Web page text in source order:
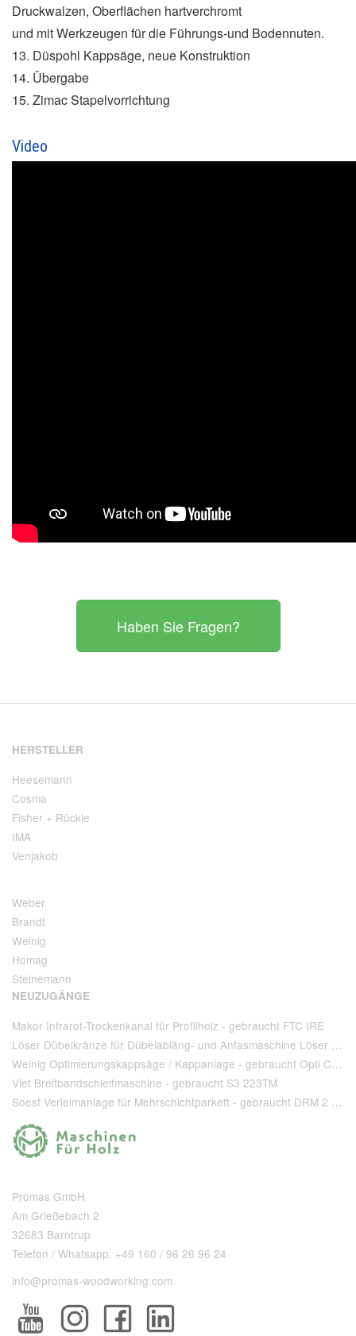
Druckwalzen, Oberflächen hartverchromt
und mit Werkzeugen für die Führungs-und Bodennuten.
13. Düspohl Kappsäge, neue Konstruktion
14. Übergabe
15. Zimac Stapelvorrichtung
Video
Haben Sie Fragen?
HERSTELLER
Heesemann
Cosma
Fisher + Rückle
IMA
Venjakob
Weber
Brandt
Weinig
Homag
Steinemann
NEUZUGÄNGE
Makor Infrarot-Trockenkanal für Profilholz - gebraucht FTC IRE
Löser Dübelkränze für Dübelabläng- und Anfasmaschine Löser Type AA 220 - gebraucht
Weinig Optimierungskappsäge / Kappanlage - gebraucht Opti Cut 90
Viet Breitbandschleifmaschine - gebraucht S3 223TM
Soest Verleimanlage für Mehrschichtparkett - gebraucht DRM 2 1 400 + T 80
Promas GmbH
Am Grießebach 2
32683 Barntrup
Telefon / Whatsapp: +49 160 / 96 26 96 24
info@promas-woodworking.com